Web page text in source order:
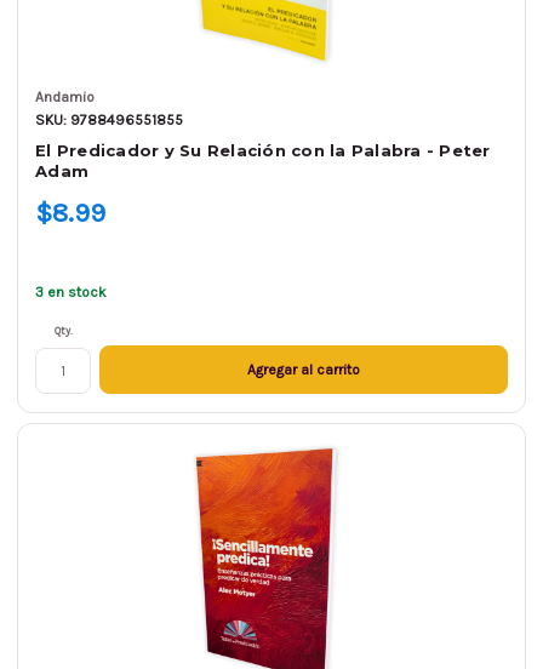
Andamio
SKU: 9788496551855
El Predicador y Su Relación con la Palabra - Peter
Adam
$8.99
3 en stock
Qty.
Agregar al carrito